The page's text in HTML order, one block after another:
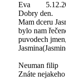
Eva
Dobry den.
Mam dceru
bylo nam
puvodech
Neuman filip
Znáte